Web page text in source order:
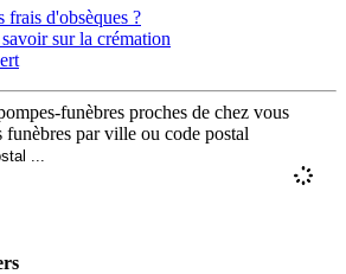
frais d'obsèques ?
sur la crémation
funèbres proches de chez vous
funèbres par ville ou code postal